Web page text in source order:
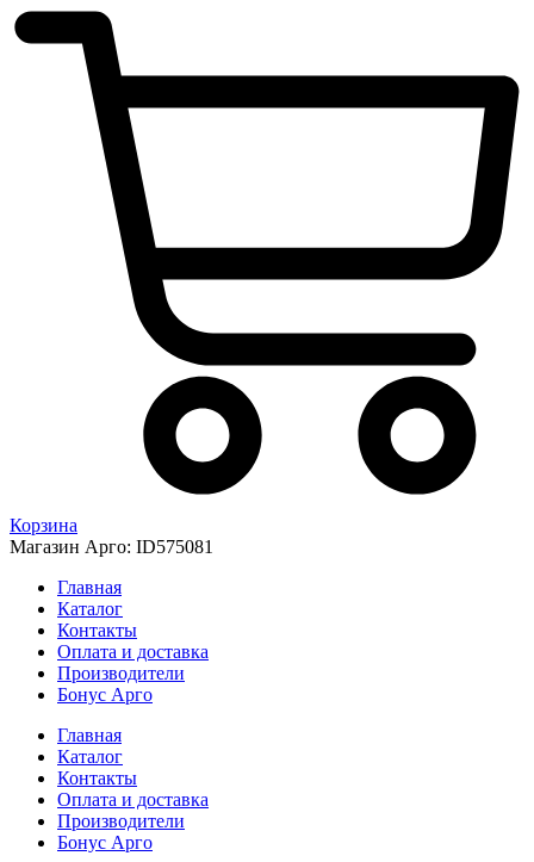
Корзина
Магазин Арго: ID575081
Главная
Каталог
Контакты
Оплата и доставка
Производители
Бонус Арго
Главная
Каталог
Контакты
Оплата и доставка
Производители
Бонус Арго